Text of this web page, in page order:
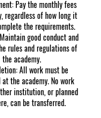
Pay the monthly fees
regardless of how long it
the requirements.
good conduct and
rules and regulations of
the academy.
All work must be
the academy. No work
institution, or planned
can be transferred.